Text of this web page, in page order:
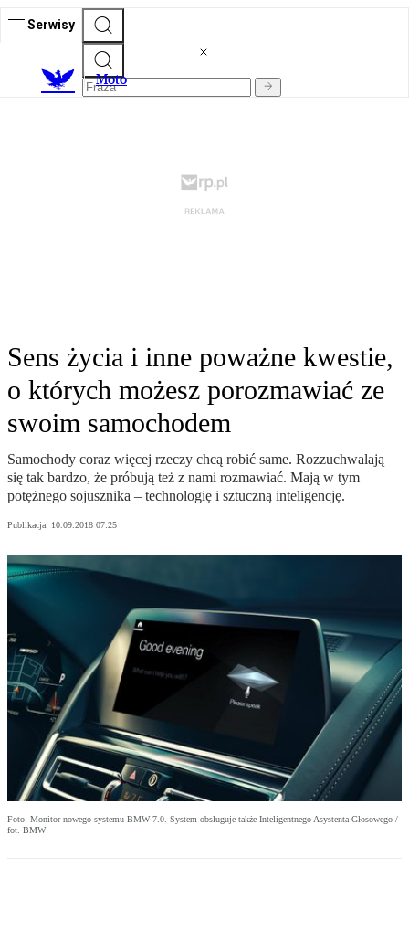
Serwisy
Moto
Sens życia i inne poważne kwestie,
o których możesz porozmawiać ze
swoim samochodem
Samochody coraz więcej rzeczy chcą robić same. Rozzuchwalają
się tak bardzo, że próbują też z nami rozmawiać. Mają w tym
potężnego sojusznika – technologię i sztuczną inteligencję.
Publikacja: 10.09.2018 07:25
Foto: Monitor nowego systemu BMW 7.0. System obsługuje także Inteligentnego Asystenta Głosowego /
fot. BMW